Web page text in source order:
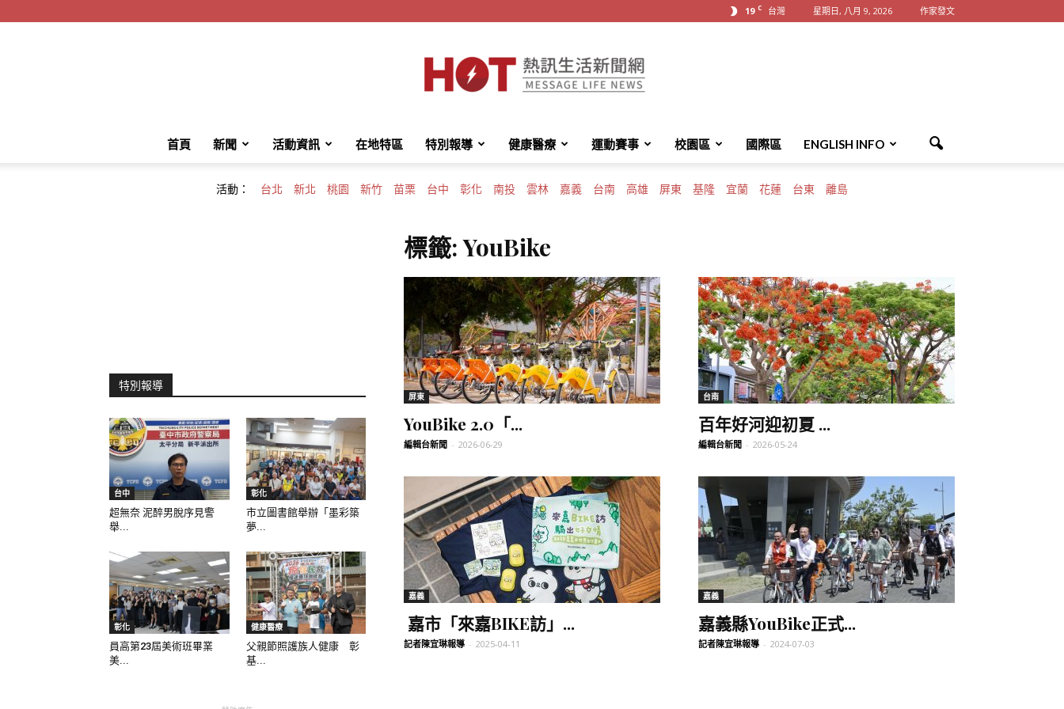
19 C 台灣 星期日, 八月 9, 2026 作家發文
HotMessage
熱
訊
活
首頁 新聞 活動資訊 在地特區 特別報導 健康醫療 運動賽事 校園區 國際區 ENGLISH INFO
活動： 台北 新北 桃園 新竹 苗栗 台中 彰化 南投 雲林 嘉義 台南 高雄 屏東 基隆 宜蘭 花蓮 台東 離島
標籤: YouBike
屏東
YouBike 2.0「...
編輯台新聞 - 2026-06-29
台南
百年好河迎初夏 ...
編輯台新聞 - 2026-05-24
嘉義
嘉市「來嘉BIKE訪」...
記者陳宜琳報導 - 2025-04-11
嘉義
嘉義縣YouBike正式...
記者陳宜琳報導 - 2024-07-03
特別報導
台中
超無奈 泥醉男脫序見警
舉...
彰化
市立圖書館舉辦「墨彩築
夢...
彰化
員高第23屆美術班畢業
美...
健康醫療
父親節照護族人健康 彰
基...